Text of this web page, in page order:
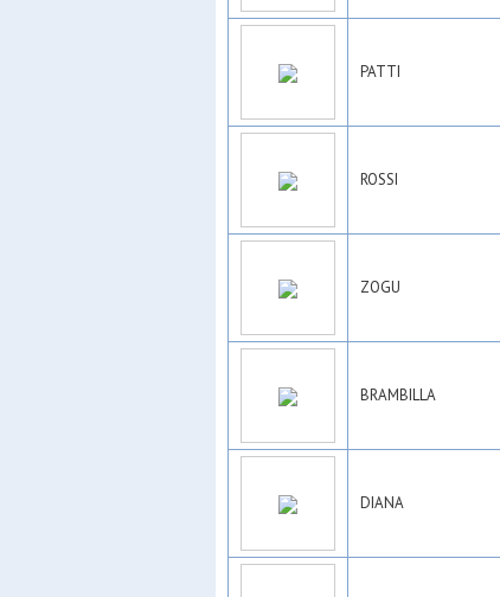
PATTI
ROSSI
ZOGU
BRAMBILLA
DIANA